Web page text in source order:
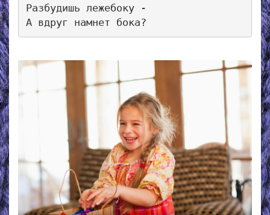
Разбудишь лежебоку -